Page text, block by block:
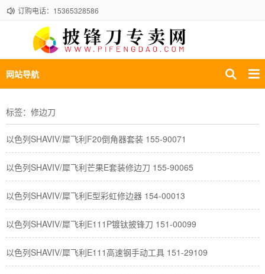
订购电话：15365328586
网站导航
标签：修边刀
以色列SHAVIV/犀飞利F20倒角器套装 155-90071
​以色列SHAVIV/犀飞利芒果E套装修边刀 155-90065
以色列SHAVIV/犀飞利E型彩虹修边器 154-00013
​以色列SHAVIV/犀飞利E111P镀钛披锋刀 151-00099
以色列SHAVIV/犀飞利E111高速钢手动工具 151-29109